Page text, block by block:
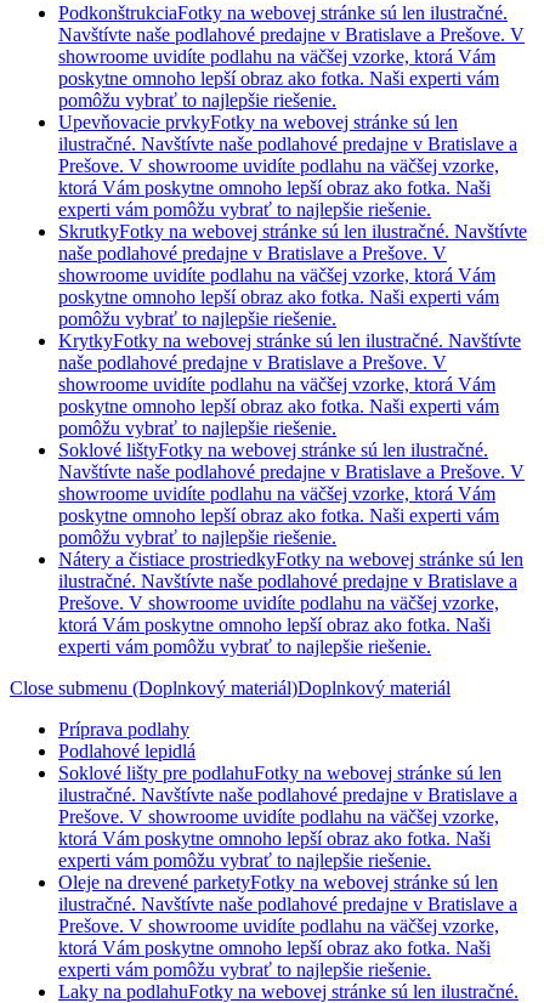
PodkonštrukciaFotky na webovej stránke sú len ilustračné.
Navštívte naše podlahové predajne v Bratislave a Prešove. V
showroome uvidíte podlahu na väčšej vzorke, ktorá Vám
poskytne omnoho lepší obraz ako fotka. Naši experti vám
pomôžu vybrať to najlepšie riešenie.
Upevňovacie prvkyFotky na webovej stránke sú len
ilustračné. Navštívte naše podlahové predajne v Bratislave a
Prešove. V showroome uvidíte podlahu na väčšej vzorke,
ktorá Vám poskytne omnoho lepší obraz ako fotka. Naši
experti vám pomôžu vybrať to najlepšie riešenie.
SkrutkyFotky na webovej stránke sú len ilustračné. Navštívte
naše podlahové predajne v Bratislave a Prešove. V
showroome uvidíte podlahu na väčšej vzorke, ktorá Vám
poskytne omnoho lepší obraz ako fotka. Naši experti vám
pomôžu vybrať to najlepšie riešenie.
KrytkyFotky na webovej stránke sú len ilustračné. Navštívte
naše podlahové predajne v Bratislave a Prešove. V
showroome uvidíte podlahu na väčšej vzorke, ktorá Vám
poskytne omnoho lepší obraz ako fotka. Naši experti vám
pomôžu vybrať to najlepšie riešenie.
Soklové lištyFotky na webovej stránke sú len ilustračné.
Navštívte naše podlahové predajne v Bratislave a Prešove. V
showroome uvidíte podlahu na väčšej vzorke, ktorá Vám
poskytne omnoho lepší obraz ako fotka. Naši experti vám
pomôžu vybrať to najlepšie riešenie.
Nátery a čistiace prostriedkyFotky na webovej stránke sú len
ilustračné. Navštívte naše podlahové predajne v Bratislave a
Prešove. V showroome uvidíte podlahu na väčšej vzorke,
ktorá Vám poskytne omnoho lepší obraz ako fotka. Naši
experti vám pomôžu vybrať to najlepšie riešenie.
Close submenu (Doplnkový materiál)Doplnkový materiál
Príprava podlahy
Podlahové lepidlá
Soklové lišty pre podlahuFotky na webovej stránke sú len
ilustračné. Navštívte naše podlahové predajne v Bratislave a
Prešove. V showroome uvidíte podlahu na väčšej vzorke,
ktorá Vám poskytne omnoho lepší obraz ako fotka. Naši
experti vám pomôžu vybrať to najlepšie riešenie.
Oleje na drevené parketyFotky na webovej stránke sú len
ilustračné. Navštívte naše podlahové predajne v Bratislave a
Prešove. V showroome uvidíte podlahu na väčšej vzorke,
ktorá Vám poskytne omnoho lepší obraz ako fotka. Naši
experti vám pomôžu vybrať to najlepšie riešenie.
Laky na podlahuFotky na webovej stránke sú len ilustračné.